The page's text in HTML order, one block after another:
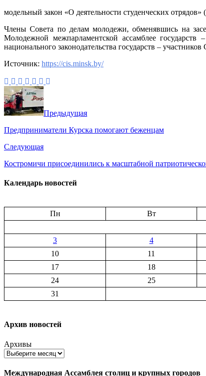
модельный закон «О деятельности студенческих
Члены Совета по делам молодежи, обменявшись на
Молодежной межпарламентской ассамблее
национального законодательства государств –
Источник: https://cis.minsk.by/
Предыдущая
Предприниматели Курска помогают беженцам
Следующая
Костромичи присоединились к масштабной
Календарь новостей
Пн
Вт
3
4
10
11
17
18
24
25
31
Архив новостей
Архивы
Международная Ассамблея столиц и крупных городов